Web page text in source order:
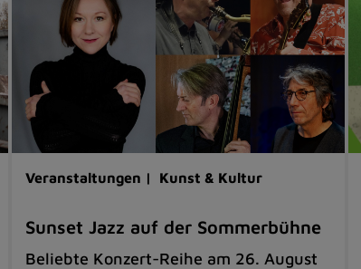
Veranstaltungen | Kunst & Kultur
Sunset Jazz auf der Sommerbühne
Beliebte Konzert-Reihe am 26. August